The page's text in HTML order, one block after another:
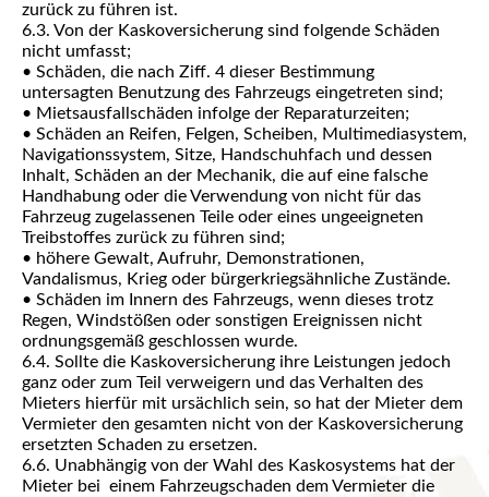
zurück zu führen ist.
6.3. Von der Kaskoversicherung sind folgende Schäden
nicht umfasst;
• Schäden, die nach Ziff. 4 dieser Bestimmung
untersagten Benutzung des Fahrzeugs eingetreten sind;
• Mietsausfallschäden infolge der Reparaturzeiten;
• Schäden an Reifen, FeIgen, Scheiben, Multimediasystem,
Navigationssystem, Sitze, Handschuhfach und dessen
Inhalt, Schäden an der Mechanik, die auf eine falsche
Handhabung oder die Verwendung von nicht für das
Fahrzeug zugelassenen Teile oder eines ungeeigneten
Treibstoffes zurück zu führen sind;
• höhere Gewalt, Aufruhr, Demonstrationen,
Vandalismus, Krieg oder bürgerkriegsähnliche Zustände.
• Schäden im Innern des Fahrzeugs, wenn dieses trotz
Regen, Windstößen oder sonstigen Ereignissen nicht
ordnungsgemäß geschlossen wurde.
6.4. Sollte die Kaskoversicherung ihre Leistungen jedoch
ganz oder zum Teil verweigern und das Verhalten des
Mieters hierfür mit ursächlich sein, so hat der Mieter dem
Vermieter den gesamten nicht von der Kaskoversicherung
ersetzten Schaden zu ersetzen.
6.6. Unabhängig von der Wahl des Kaskosystems hat der
Mieter bei einem Fahrzeugschaden dem Vermieter die